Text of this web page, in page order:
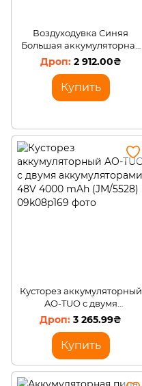
Воздуходувка Синяя
Большая аккумуляторная
QIF-11F для уборки листьев
снега + 2 аккумулятора
(JM/6026)
2 912.00₴
Купить
Кусторез аккумуляторный
AO-TUO с двумя
аккумуляторами 48V 4000
mAh (JM/5528)
3 265.99₴
Купить